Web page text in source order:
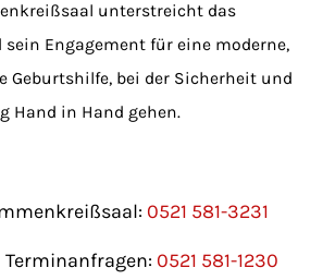
unterstreicht das
Engagement für eine moderne,
bei der Sicherheit und
Hand in Hand gehen.
0521 581-3231
0521 581-1230